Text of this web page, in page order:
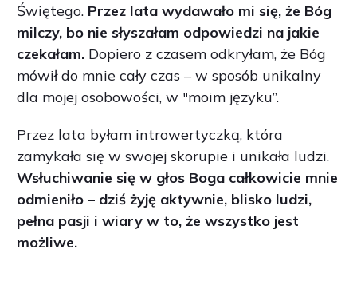
Świętego. Przez lata wydawało mi się, że Bóg
milczy, bo nie słyszałam odpowiedzi na jakie
czekałam. Dopiero z czasem odkryłam, że Bóg
mówił do mnie cały czas – w sposób unikalny
dla mojej osobowości, w "moim języku”.
Przez lata byłam introwertyczką, która
zamykała się w swojej skorupie i unikała ludzi.
Wsłuchiwanie się w głos Boga całkowicie mnie
odmieniło – dziś żyję aktywnie, blisko ludzi,
pełna pasji i wiary w to, że wszystko jest
możliwe.